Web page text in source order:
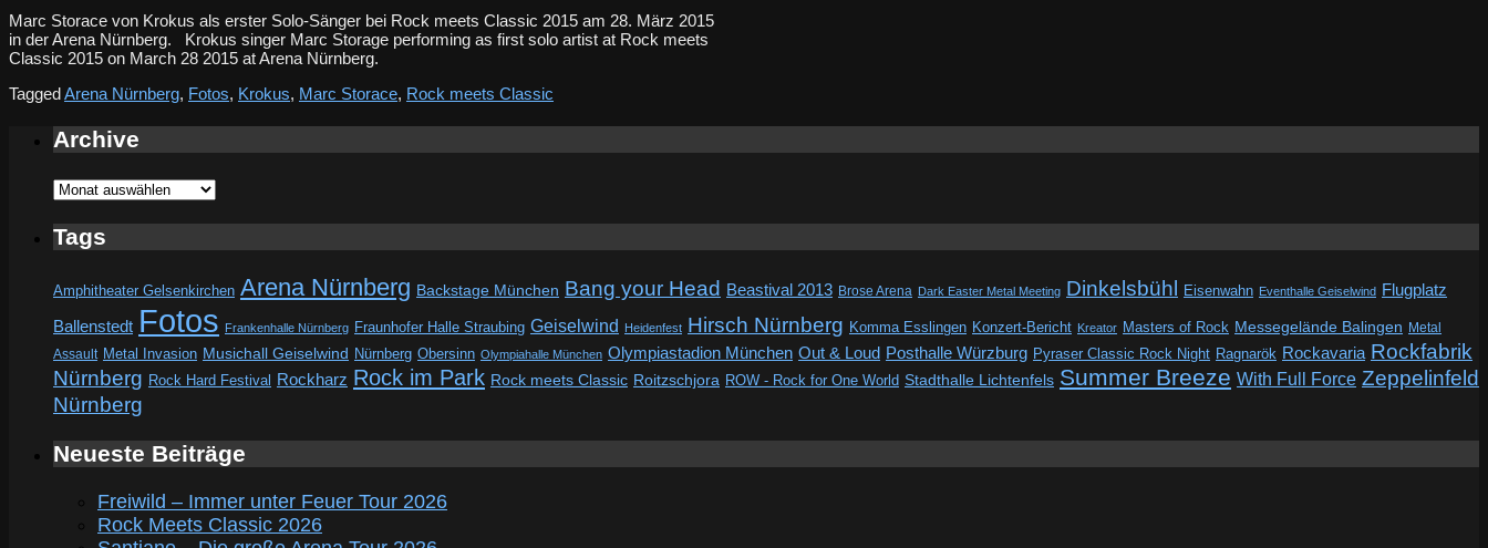
Marc Storace von Krokus als erster Solo-Sänger bei Rock meets Classic 2015 am 28. März 2015
in der Arena Nürnberg. Krokus singer Marc Storage performing as first solo artist at Rock meets
Classic 2015 on March 28 2015 at Arena Nürnberg.
TaggedArena Nürnberg, Fotos, Krokus, Marc Storace, Rock meets Classic
Archive
Archive
Tags
Amphitheater Gelsenkirchen Arena Nürnberg Backstage München Bang your Head Beastival 2013 Brose Arena Dark Easter Metal Meeting Dinkelsbühl Eisenwahn Eventhalle Geiselwind Flugplatz
Ballenstedt Fotos Frankenhalle Nürnberg Fraunhofer Halle Straubing Geiselwind Heidenfest Hirsch Nürnberg Komma Esslingen Konzert-Bericht Kreator Masters of Rock Messegelände Balingen Metal
Assault Metal Invasion Musichall Geiselwind Nürnberg Obersinn Olympiahalle München Olympiastadion München Out & Loud Posthalle Würzburg Pyraser Classic Rock Night Ragnarök Rockavaria Rockfabrik
Nürnberg Rock Hard Festival Rockharz Rock im Park Rock meets Classic Roitzschjora ROW - Rock for One World Stadthalle Lichtenfels Summer Breeze With Full Force Zeppelinfeld
Nürnberg
Neueste Beiträge
Freiwild – Immer unter Feuer Tour 2026
Rock Meets Classic 2026